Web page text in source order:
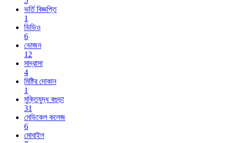
ভর্তি বিজ্ঞপ্তি
1
ভিডিও
6
ভোজন
12
মাদ্রাসা
4
মিষ্টির দোকান
1
মুক্তিযুদ্ধ বগুড়া
31
মেডিকেল কলেজ
6
মোবাইল